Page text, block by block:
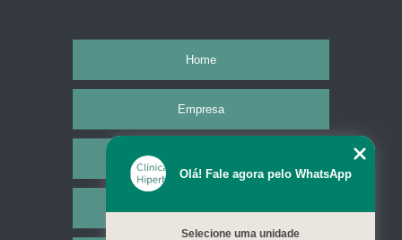
Home
Empresa
Olá! Fale agora pelo WhatsApp
Selecione uma unidade